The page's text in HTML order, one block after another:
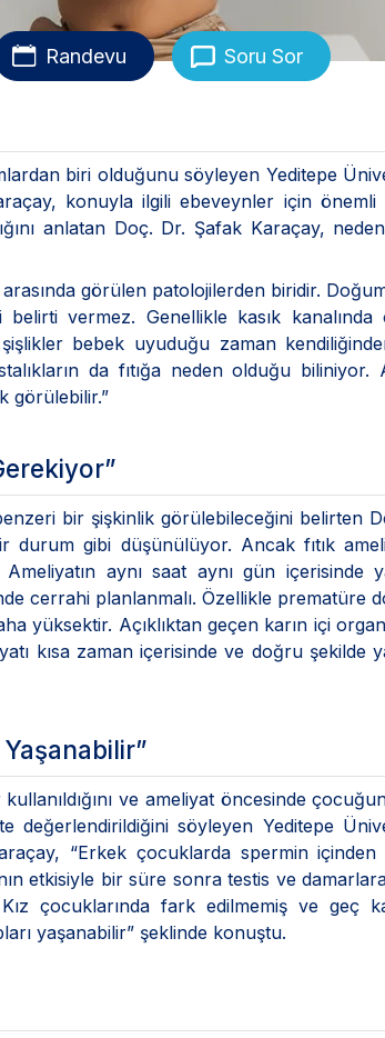
Randevu Soru Sor
biri olduğunu söyleyen Yeditepe
konuyla ilgili ebeveynler için önemli
anlatan Doç. Dr. Şafak Karaçay,
arasında görülen patolojilerden biridir.
vermez. Genellikle kasık kanalında
bebek uyuduğu zaman
da fıtığa neden olduğu biliniyor.
görülebilir.”
bir şişkinlik görülebileceğini belirten
durum gibi düşünülüyor. Ancak fıtık
aynı saat aynı gün içerisinde
cerrahi planlanmalı. Özellikle prematüre
yüksektir. Açıklıktan geçen karın içi
kısa zaman içerisinde ve doğru şekilde
ve ameliyat öncesinde
değerlendirildiğini söyleyen Yeditepe
“Erkek çocuklarda spermin içinden
etkisiyle bir süre sonra testis ve
çocuklarında fark edilmemiş ve geç
yaşanabilir” şeklinde konuştu.